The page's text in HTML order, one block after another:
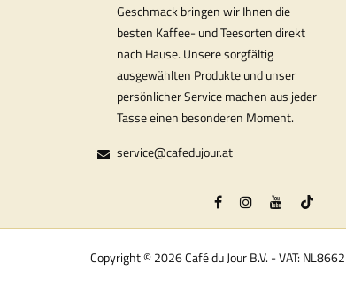
Geschmack bringen wir Ihnen die
besten Kaffee- und Teesorten direkt
nach Hause. Unsere sorgfältig
ausgewählten Produkte und unser
persönlicher Service machen aus jeder
Tasse einen besonderen Moment.
service@cafedujour.at
Copyright © 2026 Café du Jour B.V. - VAT: